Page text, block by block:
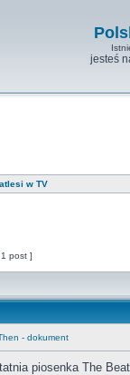
jesteś
w TV
post ]
- dokument
piosenka The